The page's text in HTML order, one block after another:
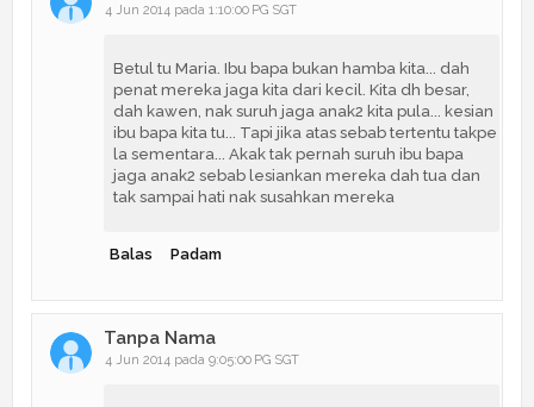
4 Jun 2014 pada 1:10:00 PG SGT
Betul tu Maria. Ibu bapa bukan hamba kita... dah
penat mereka jaga kita dari kecil. Kita dh besar,
dah kawen, nak suruh jaga anak2 kita pula... kesian
ibu bapa kita tu... Tapi jika atas sebab tertentu takpe
la sementara... Akak tak pernah suruh ibu bapa
jaga anak2 sebab lesiankan mereka dah tua dan
tak sampai hati nak susahkan mereka
Balas Padam
Tanpa Nama
4 Jun 2014 pada 9:05:00 PG SGT